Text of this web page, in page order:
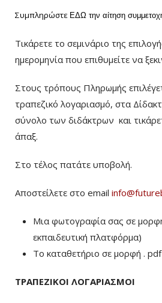
Συμπληρώστε ΕΔΩ την αίτηση
Τικάρετε το σεμινάριο της
ημερομηνία που επιθυμείτε να
Στους τρόπους Πληρωμής
τραπεζικό λογαριασμό, στα
σύνολο των διδάκτρων και
άπαξ.
Στο τέλος πατάτε υποβολή.
Αποστείλετε στο email
Μια φωτογραφία σας σε
εκπαιδευτική πλατφόρμα)
To καταθετήριο σε μορφή . pdf
ΤΡΑΠΕΖΙΚΟΙ ΛΟΓΑΡΙΑΣΜΟΙ